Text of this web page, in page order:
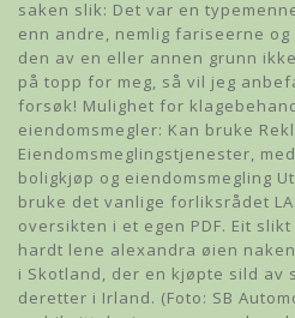
saken slik: Det var en
enn andre, nemlig fariseerne
den av en eller annen grunn
på topp for meg, så vil jeg
forsøk! Mulighet for
eiendomsmegler: Kan bruke
Eiendomsmeglingstjenester,
boligkjøp og eiendomsmegling
bruke det vanlige forliksrådet
oversikten i et egen PDF. Eit
hardt lene alexandra øien
i Skotland, der en kjøpte sild av
deretter i Irland. (Foto: SB